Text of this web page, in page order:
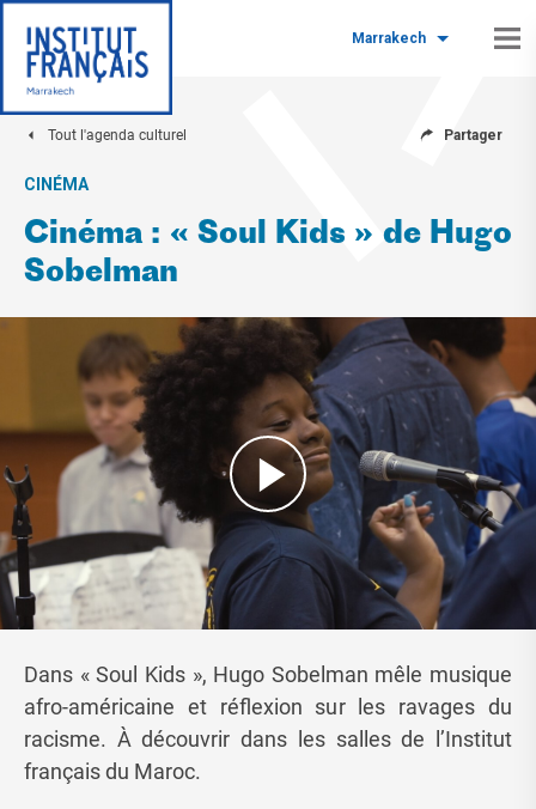
Marrakech
Tout l'agenda culturel Partager
CINÉMA
Cinéma : « Soul Kids » de Hugo
Sobelman
Dans « Soul Kids », Hugo Sobelman mêle musique
afro-américaine et réflexion sur les ravages du
racisme. À découvrir dans les salles de l’Institut
français du Maroc.